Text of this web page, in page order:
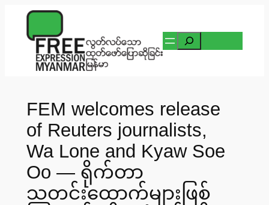
content
Search
FEM welcomes release
of Reuters journalists,
Wa Lone and Kyaw Soe
Oo — ရိုက်တာ
သတင်းထောက်များဖြစ်